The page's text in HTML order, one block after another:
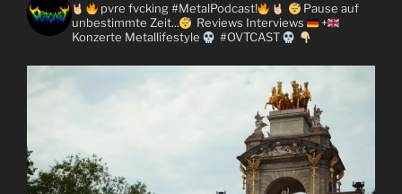
pvre fvcking #MetalPodcast!
Pause auf
unbestimmte Zeit...
Reviews Interviews
+
Konzerte Metallifestyle #OVTCAST